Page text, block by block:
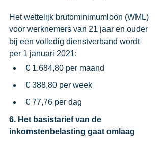
Het wettelijk brutominimumloon (WML)
voor werknemers van 21 jaar en ouder
bij een volledig dienstverband wordt
per 1 januari 2021:
€ 1.684,80 per maand
€ 388,80 per week
€ 77,76 per dag
6. Het basistarief van de
inkomstenbelasting gaat omlaag